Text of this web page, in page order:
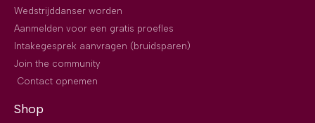
Wedstrijddanser worden
Aanmelden voor een gratis proefles
Intakegesprek aanvragen (bruidsparen)
Join the community
Contact opnemen
Shop